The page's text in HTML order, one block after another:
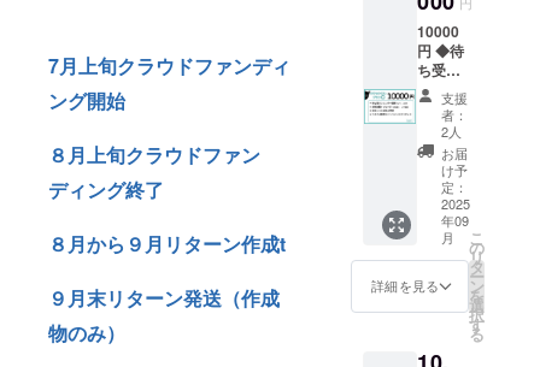
7月上旬クラウドファンディ
ング開始
８月上旬クラウドファン
ディング終了
８月から９月リターン作成t
９月末リターン発送（作成
物のみ）
スタジ
オ撮影
チェキ
・ホー
リーマ
ウンテ
ン、メ
タバ
リィ両
会場チ
ケット
・日
時：
2025年
10月4日
Yogibo
10000
円 ◆待
ち受け
カレン
ダー画
像（9
月、10
月）/
スマホ
サイズ
の画像
データ
（2160
×1920pi
x) ◆お
礼動画
セージ
支援
者：
2人
お届
け予
定：
2025
年09
月
詳細を見る
こ
の
リ
タ
ー
ン
を
選
択
す
る